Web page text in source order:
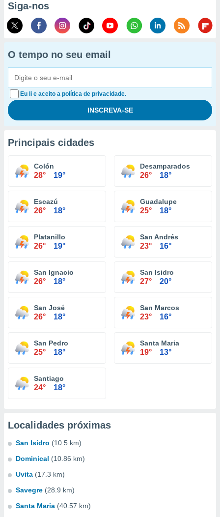
Siga-nos
O tempo no seu email
Eu li e aceito a política de privacidade.
Principais cidades
Colón
28° 19°
Desamparados
26° 18°
Escazú
26° 18°
Guadalupe
25° 18°
Platanillo
26° 19°
San Andrés
23° 16°
San Ignacio
26° 18°
San Isidro
27° 20°
San José
26° 18°
San Marcos
23° 16°
San Pedro
25° 18°
Santa Maria
19° 13°
Santiago
24° 18°
Localidades próximas
San Isidro (10.5 km)
Dominical (10.86 km)
Uvita (17.3 km)
Savegre (28.9 km)
Santa Maria (40.57 km)